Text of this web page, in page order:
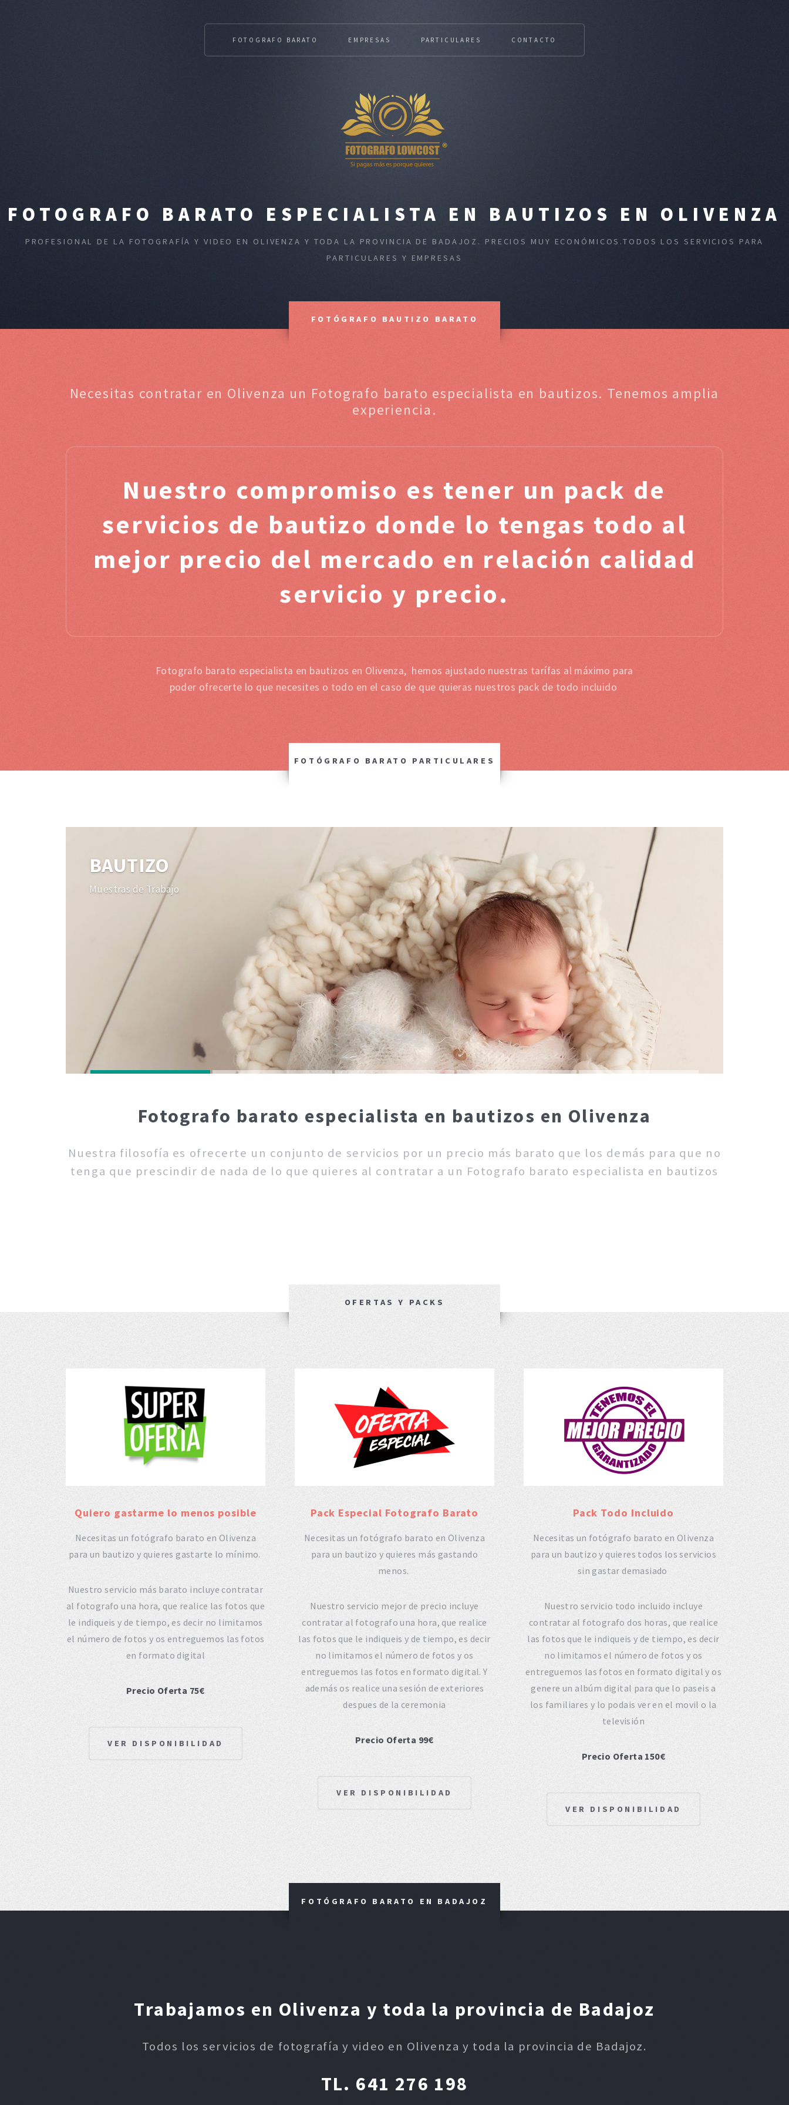
FOTOGRAFO BARATO ESPECIALISTA EN BAUTIZOS EN OLIVENZA
PROFESIONAL DE LA FOTOGRAFÍA Y VIDEO EN OLIVENZA Y TODA LA PROVINCIA DE BADAJOZ. PRECIOS MUY ECONÓMICOS.TODOS LOS SERVICIOS PARA
PARTICULARES Y EMPRESAS
FOTOGRAFO BARATO EMPRESAS PARTICULARES CONTACTO
FOTÓGRAFO BAUTIZO BARATO
Necesitas contratar en Olivenza un Fotografo barato especialista en bautizos. Tenemos amplia
experiencia.
Nuestro compromiso es tener un pack de
servicios de bautizo donde lo tengas todo al
mejor precio del mercado en relación calidad
servicio y precio.
Fotografo barato especialista en bautizos en Olivenza, hemos ajustado nuestras tarífas al máximo para
poder ofrecerte lo que necesites o todo en el caso de que quieras nuestros pack de todo incluido
FOTÓGRAFO BARATO PARTICULARES
BAUTIZO
Muestras de Trabajo
Fotografo barato especialista en bautizos en Olivenza
Nuestra filosofía es ofrecerte un conjunto de servicios por un precio más barato que los demás para que no
tenga que prescindir de nada de lo que quieres al contratar a un Fotografo barato especialista en bautizos
OFERTAS Y PACKS
Quiero gastarme lo menos posible
Necesitas un fotógrafo barato en Olivenza
para un bautizo y quieres gastarte lo mínimo.
Nuestro servicio más barato incluye contratar
al fotografo una hora, que realice las fotos que
le indiqueis y de tiempo, es decir no limitamos
el número de fotos y os entreguemos las fotos
en formato digital
Precio Oferta 75€
VER DISPONIBILIDAD
Pack Especial Fotografo Barato
Necesitas un fotógrafo barato en Olivenza
para un bautizo y quieres más gastando
menos.
Nuestro servicio mejor de precio incluye
contratar al fotografo una hora, que realice
las fotos que le indiqueis y de tiempo, es decir
no limitamos el número de fotos y os
entreguemos las fotos en formato digital. Y
además os realice una sesión de exteriores
despues de la ceremonia
Precio Oferta 99€
VER DISPONIBILIDAD
Pack Todo Incluido
Necesitas un fotógrafo barato en Olivenza
para un bautizo y quieres todos los servicios
sin gastar demasiado
Nuestro servicio todo incluido incluye
contratar al fotografo dos horas, que realice
las fotos que le indiqueis y de tiempo, es decir
no limitamos el número de fotos y os
entreguemos las fotos en formato digital y os
genere un albúm digital para que lo paseis a
los familiares y lo podais ver en el movil o la
televisión
Precio Oferta 150€
VER DISPONIBILIDAD
FOTÓGRAFO BARATO EN BADAJOZ
Trabajamos en Olivenza y toda la provincia de Badajoz
Todos los servicios de fotografía y video en Olivenza y toda la provincia de Badajoz.
TL. 641 276 198